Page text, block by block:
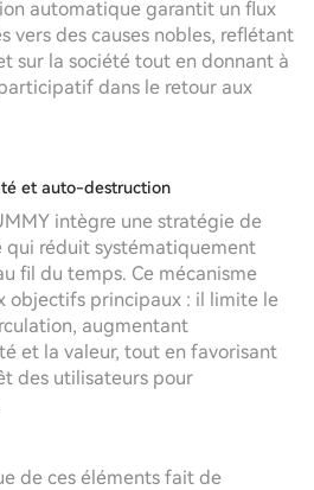
automatique garantit un flux
vers des causes nobles, reflétant
sur la société tout en donnant à
dans le retour aux
et auto-destruction
intègre une stratégie de
réduit systématiquement
fil du temps. Ce mécanisme
objectifs principaux : il limite le
augmentant
et la valeur, tout en favorisant
des utilisateurs pour
de ces éléments fait de